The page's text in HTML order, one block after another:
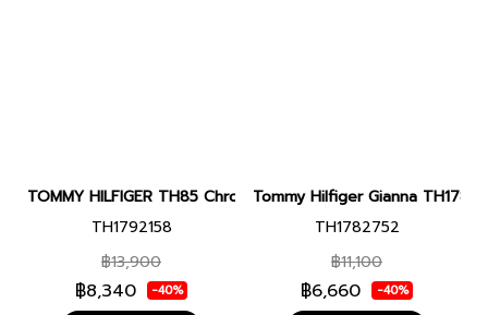
TOMMY HILFIGER TH85 Chronograph รุ่น TH1792158 สายสแต
TH1792158
฿13,900
฿8,340 -40%
Tommy Hilfiger Gianna
TH1782752
฿11,100
฿6,660 -40%